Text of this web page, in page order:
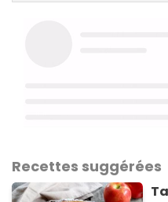
Recettes suggérées